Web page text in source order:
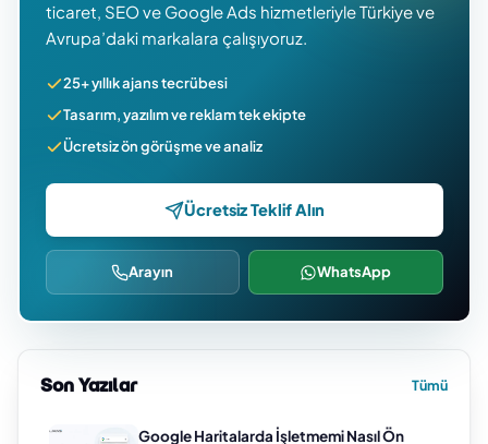
ticaret, SEO ve Google Ads hizmetleriyle Türkiye ve
Avrupa’daki markalara çalışıyoruz.
25+ yıllık ajans tecrübesi
Tasarım, yazılım ve reklam tek ekipte
Ücretsiz ön görüşme ve analiz
Ücretsiz Teklif Alın
Arayın WhatsApp
Son Yazılar Tümü
Google Haritalarda İşletmemi Nasıl Ön